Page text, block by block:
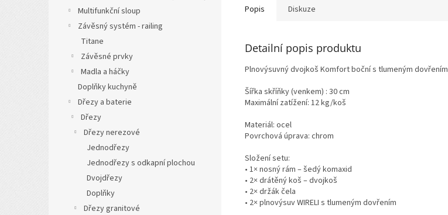
Multifunkční sloup
Závěsný systém - railing
Titane
Závěsné prvky
Madla a háčky
Doplňky kuchyně
Dřezy a baterie
Dřezy
Dřezy nerezové
Jednodřezy
Jednodřezy s odkapní plochou
Dvojdřezy
Doplňky
Dřezy granitové
Popis Diskuze
Detailní popis produktu
Plnovýsuvný dvojkoš Komfort boční s tlumeným dovřením
Šířka skříňky (venkem) : 30 cm
Maximální zatížení: 12 kg/koš
Materiál: ocel
Povrchová úprava: chrom
Složení setu:
• 1× nosný rám – šedý komaxid
• 2× drátěný koš – dvojkoš
• 2× držák čela
• 2× plnovýsuv WIRELI s tlumeným dovřením